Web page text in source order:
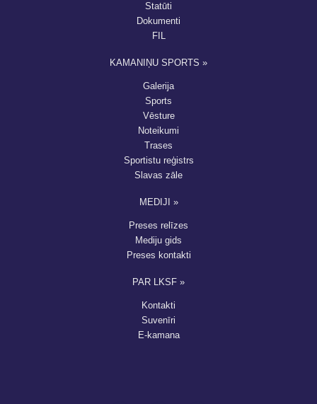
Statūti
Dokumenti
FIL
KAMANIŅU SPORTS »
Galerija
Sports
Vēsture
Noteikumi
Trases
Sportistu reģistrs
Slavas zāle
MEDIJI »
Preses relīzes
Mediju gids
Preses kontakti
PAR LKSF »
Kontakti
Suvenīri
E-kamana